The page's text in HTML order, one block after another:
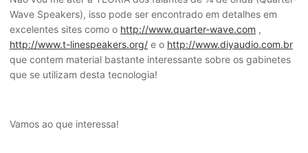
Wave Speakers), isso pode ser encontrado em detalhes em
excelentes sites como o http://www.quarter-wave.com ,
http://www.t-linespeakers.org/ e o http://www.diyaudio.com.br
que contem material bastante interessante sobre os gabinetes
que se utilizam desta tecnologia!
Vamos ao que interessa!